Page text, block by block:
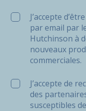
J’accepte
par email par
Hutchinson à
nouveaux
commerciales.
J’accepte de
des
susceptibles